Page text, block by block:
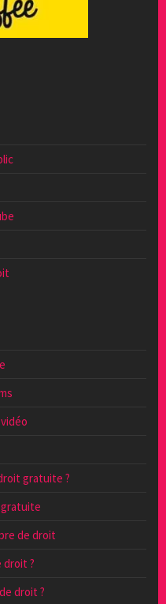
gratuite ?
gratuite
de droit
droit ?
droit ?